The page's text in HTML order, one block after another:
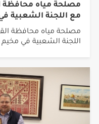
مصلحة مياه محافظة
مع اللجنة الشعبية
مصلحة مياه محافظة
اللجنة الشعبية في مخيم